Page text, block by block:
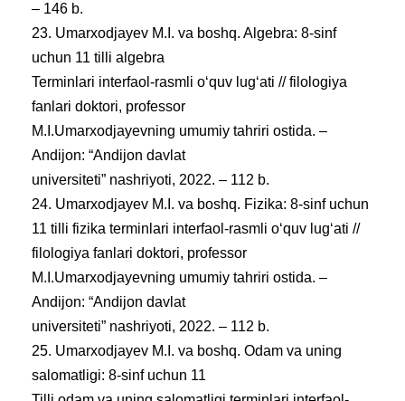
– 146 b.
23. Umarxodjayev M.I. va boshq. Algebra: 8-sinf
uchun 11 tilli algebra
Terminlari interfaol-rasmli oʻquv lugʻati // filologiya
fanlari doktori, professor
M.I.Umarxodjayevning umumiy tahriri ostida. –
Andijon: “Andijon davlat
universiteti” nashriyoti, 2022. – 112 b.
24. Umarxodjayev M.I. va boshq. Fizika: 8-sinf uchun
11 tilli fizika terminlari interfaol-rasmli oʻquv lugʻati //
filologiya fanlari doktori, professor
M.I.Umarxodjayevning umumiy tahriri ostida. –
Andijon: “Andijon davlat
universiteti” nashriyoti, 2022. – 112 b.
25. Umarxodjayev M.I. va boshq. Odam va uning
salomatligi: 8-sinf uchun 11